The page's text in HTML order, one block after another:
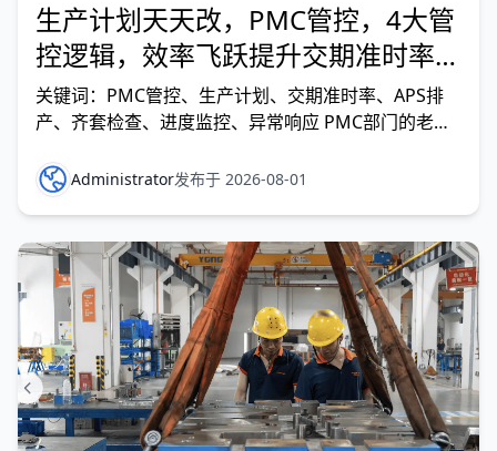
生产计划天天改，PMC管控，4大管
控逻辑，效率飞跃提升交期准时率从
50%提升到95%
关键词：PMC管控、生产计划、交期准时率、APS排
产、齐套检查、进度监控、异常响应 PMC部门的老
彼伏——销售催订单、采购说物料没到、车间反馈设备
故障、仓库说半成品堆不下。每天从早上八点开始，他
数据：
Administrator发布于 2026-08-01